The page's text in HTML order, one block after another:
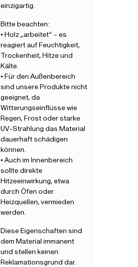
einzigartig.
Bitte beachten:
• Holz „arbeitet“ – es
reagiert auf Feuchtigkeit,
Trockenheit, Hitze und
Kälte.
• Für den Außenbereich
sind unsere Produkte nicht
geeignet, da
Witterungseinflüsse wie
Regen, Frost oder starke
UV-Strahlung das Material
dauerhaft schädigen
können.
• Auch im Innenbereich
sollte direkte
Hitzeeinwirkung, etwa
durch Öfen oder
Heizquellen, vermieden
werden.
Diese Eigenschaften sind
dem Material immanent
und stellen keinen
Reklamationsgrund dar.